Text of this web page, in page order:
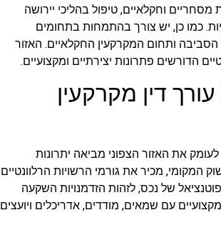
וחקלאיים, טיפול בהליכי יירושה
כמו כן, יש צורך בהתמחות בתחומים
הסביבה ותחום המקרקעין החקלאיים. האזור
הדורשים פתרונות יצירתיים ומקצועיים.
דין מקרקעין
את האזור הצפוני מביאה יתרונות
המקומי, מכיר את גורמי הרשויות הרלוונטיים
של נכס, לזהות הזדמנויות השקעה
עם שמאים, מודדים, אדריכלים ויועצים